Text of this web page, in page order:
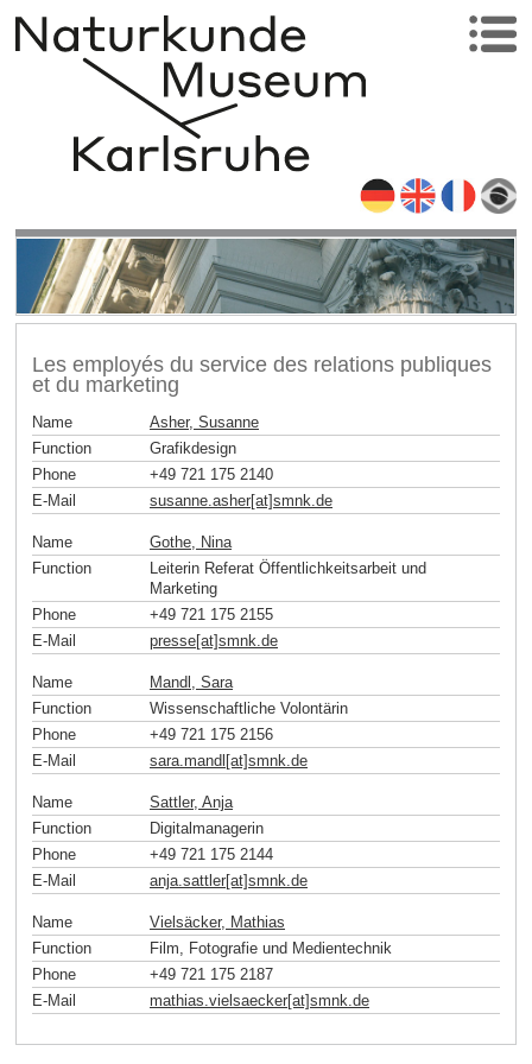
Les employés du service des relations publiques
et du marketing
Name
Asher, Susanne
Function
Grafikdesign
Phone
+49 721 175 2140
E-Mail
susanne.asher[at]smnk.de
Name
Gothe, Nina
Function
Leiterin Referat Öffentlichkeitsarbeit und
Marketing
Phone
+49 721 175 2155
E-Mail
presse[at]smnk.de
Name
Mandl, Sara
Function
Wissenschaftliche Volontärin
Phone
+49 721 175 2156
E-Mail
sara.mandl[at]smnk.de
Name
Sattler, Anja
Function
Digitalmanagerin
Phone
+49 721 175 2144
E-Mail
anja.sattler[at]smnk de
Name
Vielsäcker, Mathias
Function
Film, Fotografie und Medientechnik
Phone
+49 721 175 2187
E-Mail
mathias.vielsaecker[at]smnk de